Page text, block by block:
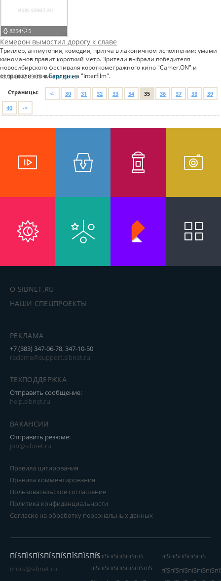
8254 5
Кемерон вымостил дорогу к славе
Триллер, антиутопия, комедия, притча в лаконичном исполнении: умами
киноманов правит короткий метр. Зрители выбрали победителя
новосибирского фестиваля короткометражного кино "Camer.ON" и
отправили его в Берлин на "Interfilm".
13.03.2012 09:35читать далее
Страницы: <- 30 31 32 33 34 35 36 37 38
39
40
->
О SIBNET.RU
НАШИ СПЕЦПРОЕКТЫ
РЕКЛАМА
+7 (383) 347-06-78, 347-10-50
reclame@support.sibnet.ru
ТЕХПОДДЕРЖКА
Отправить сообщение:
help.sibnet.ru
ВАКАНСИИ
Отправить резюме:
job@sibnet.ru
Правила цитирования
Правила комментирования
Пользовательское соглашение
Политика конфиденциальности
Согласие на обработку персональных данных
ПЇЅПЇЅПЇЅПЇЅПЇЅПЇЅПЇЅПЇЅ
mors@sibnet.ru
пїЅпїЅпїЅпїЅпїЅпїЅ
пїЅпїЅпїЅпїЅпїЅпїЅпїЅ
пїЅпїЅпїЅпїЅпїЅ